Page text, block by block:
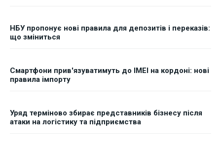
НБУ пропонує нові правила для депозитів і переказів:
що зміниться
Смартфони прив'язуватимуть до IMEI на кордоні: нові
правила імпорту
Уряд терміново збирає представників бізнесу після
атаки на логістику та підприємства